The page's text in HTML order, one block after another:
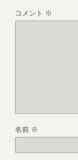
コメント ※
名前 ※